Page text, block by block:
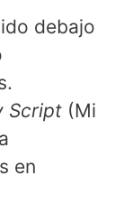
debajo
Script (Mi
en